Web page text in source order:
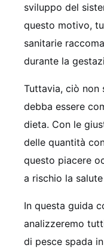
sviluppo del
questo motivo,
sanitarie
durante la
Tuttavia, ciò non
debba essere
dieta. Con le
delle quantità
questo piacere
a rischio la
In questa guida
analizzeremo
di pesce spada